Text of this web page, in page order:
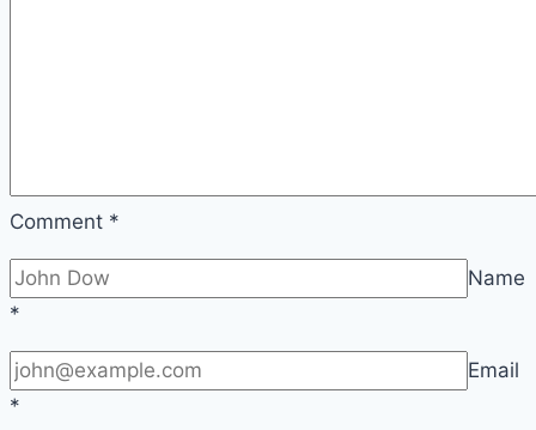
Comment *
Name
*
Email
*